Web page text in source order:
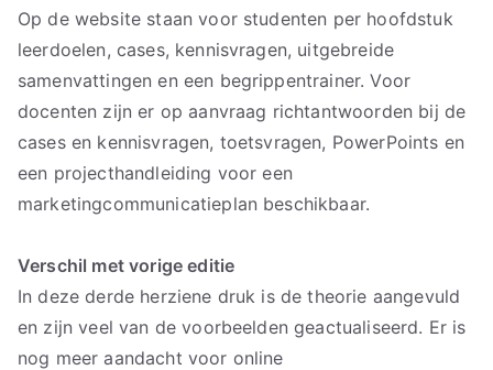
Op de website staan voor studenten per hoofdstuk
leerdoelen, cases, kennisvragen, uitgebreide
samenvattingen en een begrippentrainer. Voor
docenten zijn er op aanvraag richtantwoorden bij de
cases en kennisvragen, toetsvragen, PowerPoints en
een projecthandleiding voor een
marketingcommunicatieplan beschikbaar.
Verschil met vorige editie
In deze derde herziene druk is de theorie aangevuld
en zijn veel van de voorbeelden geactualiseerd. Er is
nog meer aandacht voor online